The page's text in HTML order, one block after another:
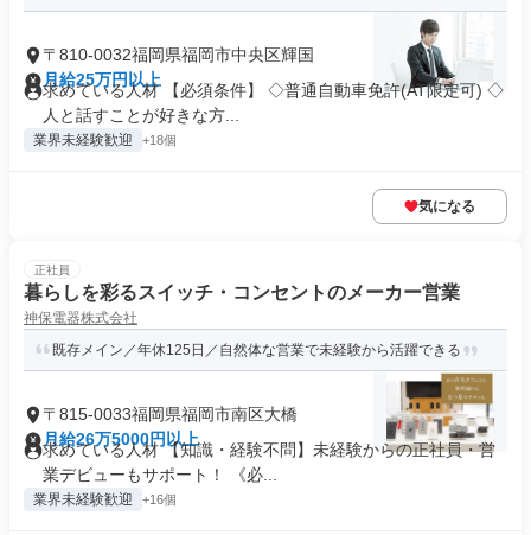
〒810-0032福岡県福岡市中央区輝国
月給25万円以上
求めている人材 【必須条件】 ◇普通自動車免許(AT限定可) ◇
人と話すことが好きな方...
業界未経験歓迎 +18個
気になる
正社員
暮らしを彩るスイッチ・コンセントのメーカー営業
神保電器株式会社
既存メイン／年休125日／自然体な営業で未経験から活躍できる
〒815-0033福岡県福岡市南区大橋
月給26万5000円以上
求めている人材 【知識・経験不問】未経験からの正社員・営
業デビューもサポート！ 《必...
業界未経験歓迎 +16個